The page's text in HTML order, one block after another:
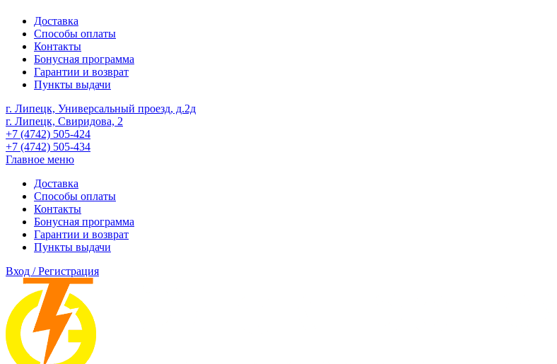
Доставка
Способы оплаты
Контакты
Бонусная программа
Гарантии и возврат
Пункты выдачи
г. Липецк, Универсальный проезд, д.2д
г. Липецк, Свиридова, 2
+7 (4742) 505-424
+7 (4742) 505-434
Главное меню
Доставка
Способы оплаты
Контакты
Бонусная программа
Гарантии и возврат
Пункты выдачи
Вход / Регистрация